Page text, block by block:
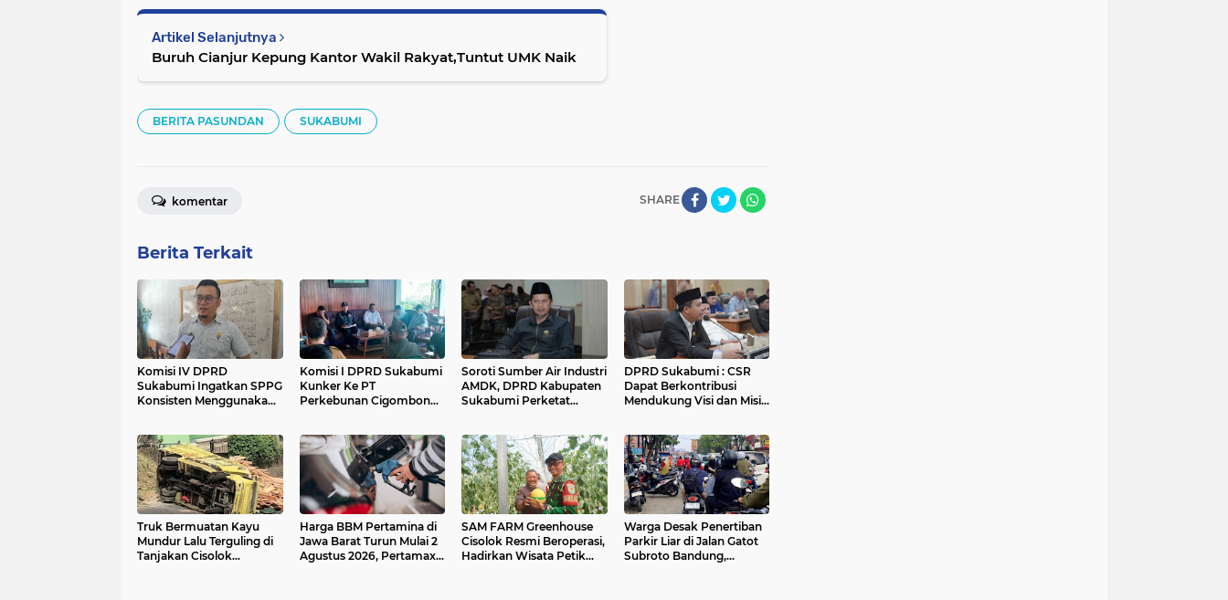
Artikel Selanjutnya
Buruh Cianjur Kepung Kantor Wakil Rakyat,Tuntut UMK Naik
BERITA PASUNDAN SUKABUMI
SHARE
komentar
Berita Terkait
Komisi IV DPRD
Sukabumi Ingatkan SPPG
Konsisten Menggunakan
Komisi I DPRD Sukabumi
Kunker Ke PT
Perkebunan Cigombong,
Soroti Sumber Air Industri
AMDK, DPRD Kabupaten
Sukabumi Perketat
DPRD Sukabumi : CSR
Dapat Berkontribusi
Mendukung Visi dan Misi
Truk Bermuatan Kayu
Mundur Lalu Terguling di
Tanjakan Cisolok
Harga BBM Pertamina di
Jawa Barat Turun Mulai 2
Agustus 2026, Pertamax
SAM FARM Greenhouse
Cisolok Resmi Beroperasi,
Hadirkan Wisata Petik
Warga Desak Penertiban
Parkir Liar di Jalan Gatot
Subroto Bandung,